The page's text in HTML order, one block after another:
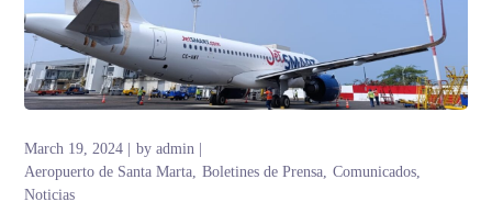
March 19, 2024 byadmin
Aeropuerto de Santa Marta
Boletines de Prensa
Comunicados
Noticias